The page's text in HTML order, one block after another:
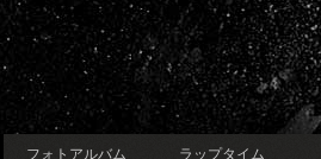
フォトアルバム ラップタイム